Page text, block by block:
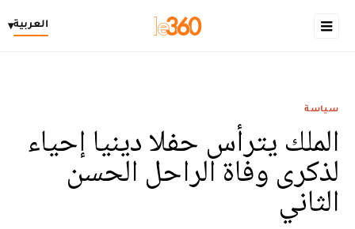
العربية▾
سياسة
الملك يترأس حفلا دينيا إحياء
لذكرى وفاة الراحل الحسن
الثاني